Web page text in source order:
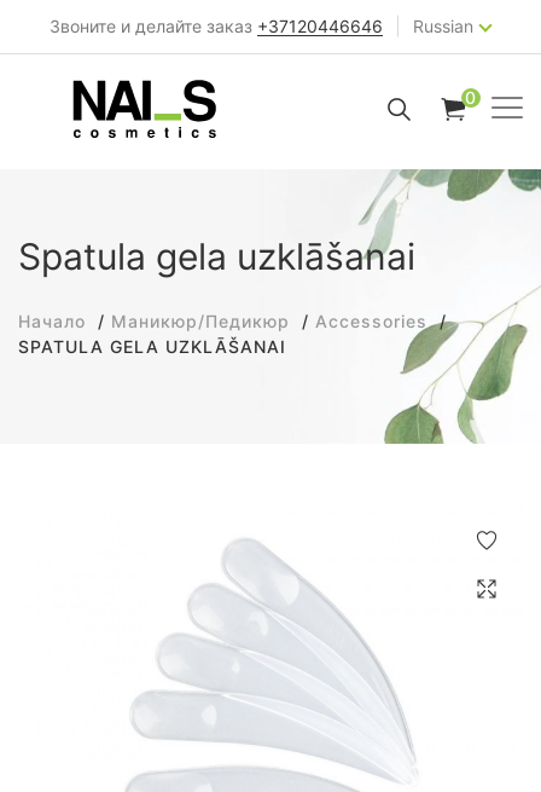
Звоните и делайте заказ +37120446646 Russian
0
Spatula gela uzklāšanai
Начало Маникюр/Педикюр
Accessories
SPATULA GELA UZKLĀŠANAI